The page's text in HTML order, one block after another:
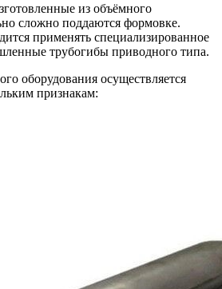
из объёмного
сложно поддаются формовке.
применять специализированное
трубогибы приводного типа.
оборудования осуществляется
признакам: